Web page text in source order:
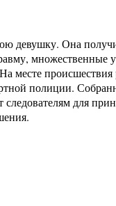
девушку. Она
множественные
месте происшествия
полиции.
следователям для